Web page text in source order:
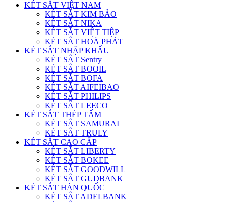
KÉT SẮT VIỆT NAM
KÉT SẮT KIM BẢO
KÉT SẮT NIKA
KÉT SẮT VIỆT TIỆP
KÉT SẮT HOÀ PHÁT
KÉT SẮT NHẬP KHẨU
KÉT SẮT Sentry
KÉT SẮT BOOIL
KÉT SẮT BOFA
KÉT SẮT AIFEIBAO
KÉT SẮT PHILIPS
KÉT SẮT LEECO
KÉT SẮT THÉP TẤM
KÉT SẮT SAMURAI
KÉT SẮT TRULY
KÉT SẮT CAO CẤP
KÉT SẮT LIBERTY
KÉT SẮT BOKEE
KÉT SẮT GOODWILL
KÉT SẮT GUDBANK
KÉT SẮT HÀN QUỐC
KÉT SẮT ADELBANK